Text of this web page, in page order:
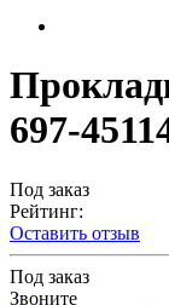
697-
Под заказ
Рейтинг:
Оставить отзыв
Под заказ
Звоните